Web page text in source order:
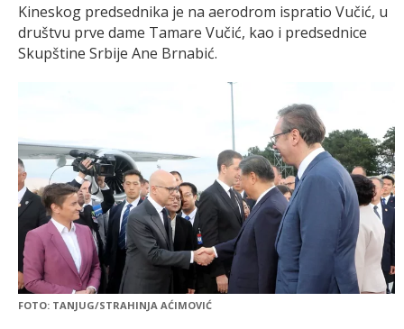
Kineskog predsednika je na aerodrom ispratio Vučić, u
društvu prve dame Tamare Vučić, kao i predsednice
Skupštine Srbije Ane Brnabić.
FOTO: TANJUG/STRAHINJA AĆIMOVIĆ